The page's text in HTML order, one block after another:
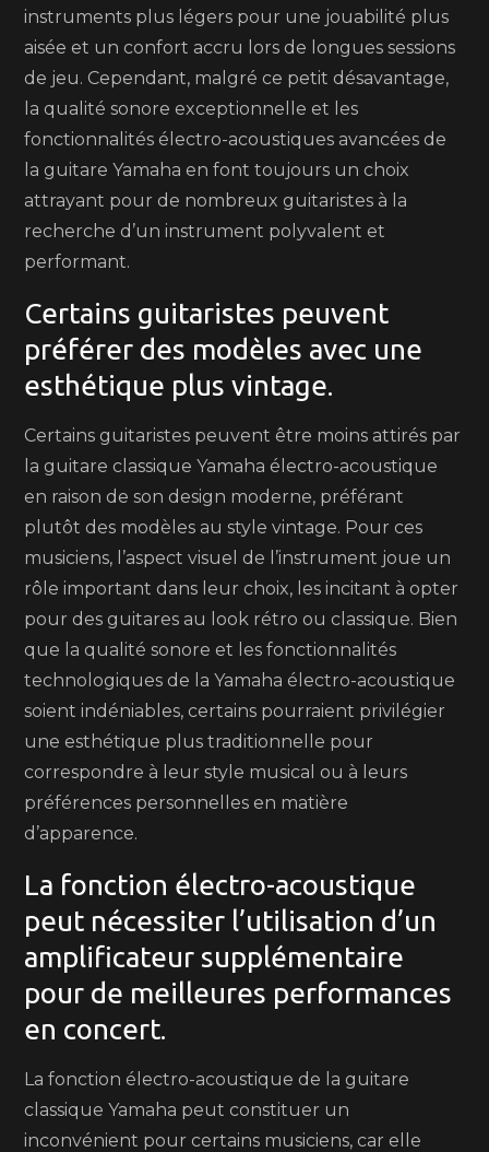
instruments plus légers pour une jouabilité plus
aisée et un confort accru lors de longues sessions
de jeu. Cependant, malgré ce petit désavantage,
la qualité sonore exceptionnelle et les
fonctionnalités électro-acoustiques avancées de
la guitare Yamaha en font toujours un choix
attrayant pour de nombreux guitaristes à la
recherche d’un instrument polyvalent et
performant.
Certains guitaristes peuvent
préférer des modèles avec une
esthétique plus vintage.
Certains guitaristes peuvent être moins attirés par
la guitare classique Yamaha électro-acoustique
en raison de son design moderne, préférant
plutôt des modèles au style vintage. Pour ces
musiciens, l’aspect visuel de l’instrument joue un
rôle important dans leur choix, les incitant à opter
pour des guitares au look rétro ou classique. Bien
que la qualité sonore et les fonctionnalités
technologiques de la Yamaha électro-acoustique
soient indéniables, certains pourraient privilégier
une esthétique plus traditionnelle pour
correspondre à leur style musical ou à leurs
préférences personnelles en matière
d’apparence.
La fonction électro-acoustique
peut nécessiter l’utilisation d’un
amplificateur supplémentaire
pour de meilleures performances
en concert.
La fonction électro-acoustique de la guitare
classique Yamaha peut constituer un
inconvénient pour certains musiciens, car elle